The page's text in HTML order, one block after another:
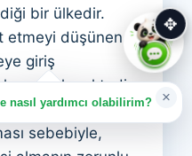
bir ülkedir.
etmeyi düşünen
giriş
gerekmektedir.
sebebiyle,
nasıl yardımcı olabilirim? ×
✥